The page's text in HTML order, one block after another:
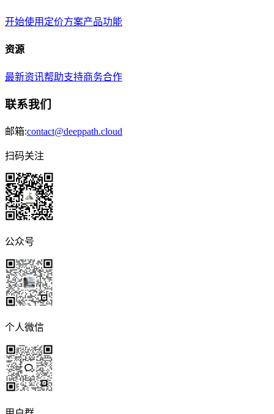
开始使用 定价方案产品功能
资源
最新资讯帮助支持商务合作
联系我们
邮箱:contact@deeppath.cloud
扫码关注
公众号
个人微信